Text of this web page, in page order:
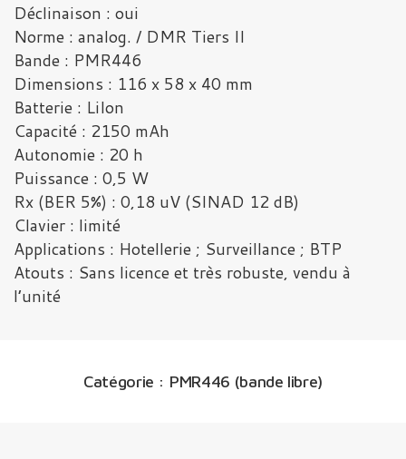
Déclinaison : oui
Norme : analog. / DMR Tiers II
Bande : PMR446
Dimensions : 116 x 58 x 40 mm
Batterie : LiIon
Capacité : 2150 mAh
Autonomie : 20 h
Puissance : 0,5 W
Rx (BER 5%) : 0,18 uV (SINAD 12 dB)
Clavier : limité
Applications : Hotellerie ; Surveillance ; BTP
Atouts : Sans licence et très robuste, vendu à
l’unité
Catégorie : PMR446 (bande libre)